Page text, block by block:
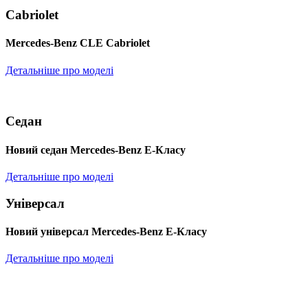
Cabriolet
Mercedes-Benz CLE Cabriolet
Детальніше про моделі
Седан
Новий седан Mercedes-Benz Е-Класу
Детальніше про моделі
Універсал
Новий універсал Mercedes-Benz E-Класу
Детальніше про моделі